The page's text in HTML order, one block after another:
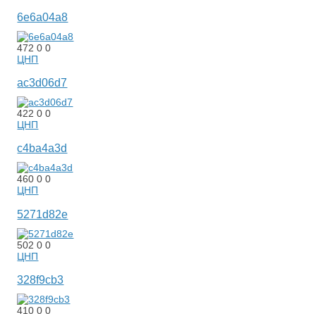
6e6a04a8
47200
ЦНП
ac3d06d7
42200
ЦНП
c4ba4a3d
46000
ЦНП
5271d82e
50200
ЦНП
328f9cb3
41000